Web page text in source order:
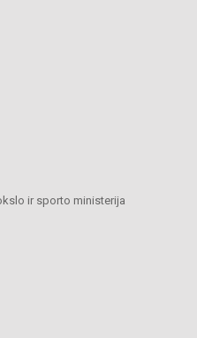
ir sporto ministerija